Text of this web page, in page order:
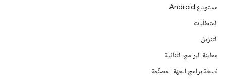
مستودع Android
المتطلّبات
التنزيل
معاينة البرامج الثنائية
نسخة برامج الجهة المصنِّعة